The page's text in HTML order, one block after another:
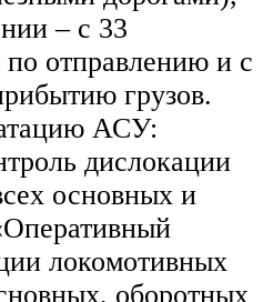
– с 33
отправлению и с
грузов.
АСУ:
дислокации
основных и
локомотивных
оборотных